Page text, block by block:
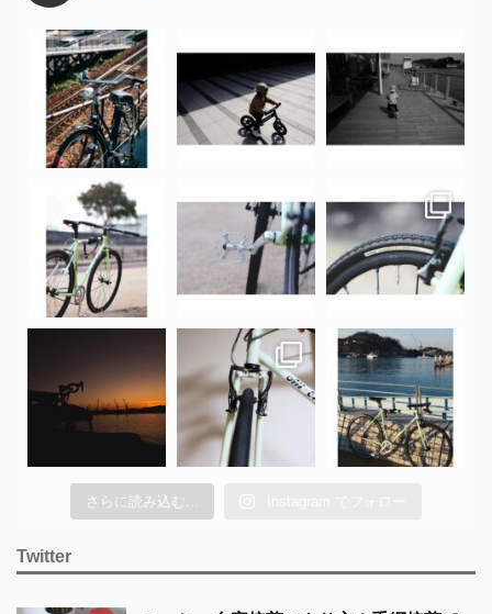
さらに読み込む...
Twitter